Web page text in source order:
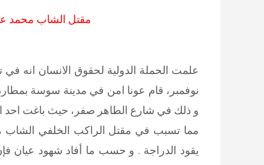
مقتل الشاب محمد
نوفمبر، قام عونا امن في مدينة سوسة
و ذلك في شارع الطاهر صفر، حيث باغت احد
مما تسبب في مقتل الراكب الخلفي الشاب
يقود الدراجة . و حسب ما أفاد شهود عيان